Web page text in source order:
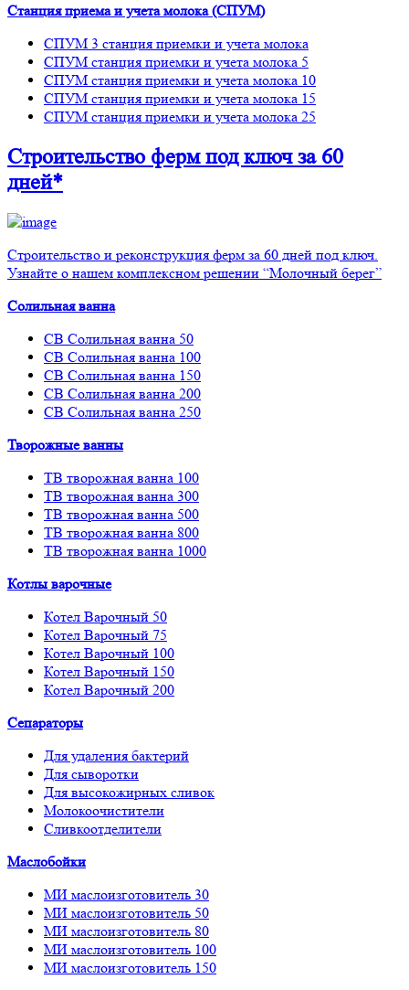
Станция приема и учета молока (СПУМ)
СПУМ 3 станция приемки и учета молока
СПУМ станция приемки и учета молока 5
СПУМ станция приемки и учета молока 10
СПУМ станция приемки и учета молока 15
СПУМ станция приемки и учета молока 25
Строительство фермпод ключ за 60
дней*
Строительство и реконструкция ферм за 60 дней под ключ.
Узнайте о нашем комплексном решении “Молочный берег”
Солильная ванна
СВ Солильная ванна 50
СВ Солильная ванна 100
СВ Солильная ванна 150
СВ Солильная ванна 200
СВ Солильная ванна 250
Творожные ванны
ТВ творожная ванна 100
ТВ творожная ванна 300
ТВ творожная ванна 500
ТВ творожная ванна 800
ТВ творожная ванна 1000
Котлы варочные
Котел Варочный 50
Котел Варочный 75
Котел Варочный 100
Котел Варочный 150
Котел Варочный 200
Сепараторы
Для удаления бактерий
Для сыворотки
Для высокожирных сливок
Молокоочистители
Сливкоотделители
Маслобойки
МИ маслоизготовитель 30
МИ маслоизготовитель 50
МИ маслоизготовитель 80
МИ маслоизготовитель 100
МИ маслоизготовитель 150